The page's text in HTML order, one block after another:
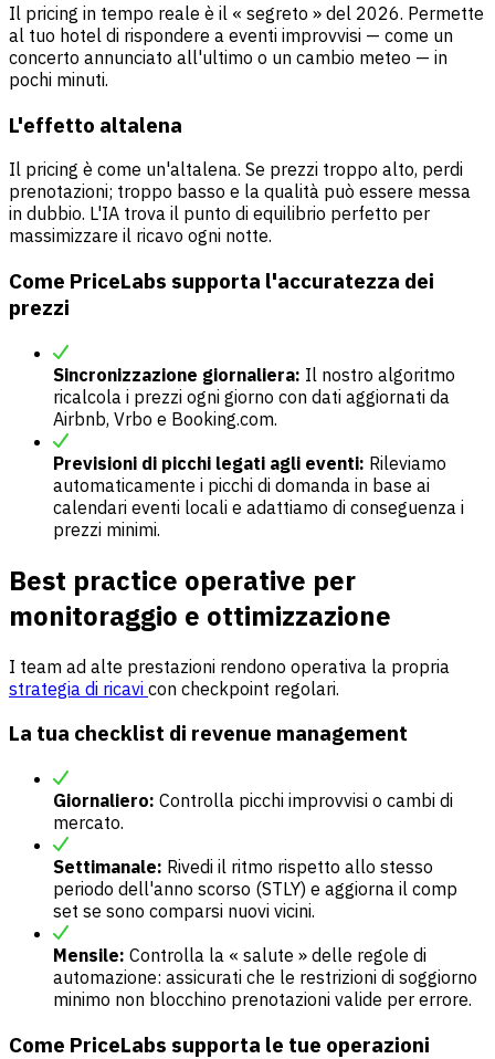
Il pricing in tempo reale è il « segreto » del 2026. Permette
al tuo hotel di rispondere a eventi improvvisi — come un
concerto annunciato all'ultimo o un cambio meteo — in
pochi minuti.
L'effetto altalena
Il pricing è come un'altalena. Se prezzi troppo alto, perdi
prenotazioni; troppo basso e la qualità può essere messa
in dubbio. L'IA trova il punto di equilibrio perfetto per
massimizzare il ricavo ogni notte.
Come PriceLabs supporta l'accuratezza dei
prezzi
Sincronizzazione giornaliera: Il nostro algoritmo
ricalcola i prezzi ogni giorno con dati aggiornati da
Airbnb, Vrbo e Booking.com.
Previsioni di picchi legati agli eventi: Rileviamo
automaticamente i picchi di domanda in base ai
calendari eventi locali e adattiamo di conseguenza i
prezzi minimi.
Best practice operative per
monitoraggio e ottimizzazione
I team ad alte prestazioni rendono operativa la propria
strategia di ricavi con checkpoint regolari.
La tua checklist di revenue management
Giornaliero: Controlla picchi improvvisi o cambi di
mercato.
Settimanale: Rivedi il ritmo rispetto allo stesso
periodo dell'anno scorso (STLY) e aggiorna il comp
set se sono comparsi nuovi vicini.
Mensile: Controlla la « salute » delle regole di
automazione: assicurati che le restrizioni di soggiorno
minimo non blocchino prenotazioni valide per errore.
Come PriceLabs supporta le tue operazioni